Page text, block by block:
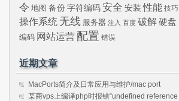
令 地图 备份 字符编码 安全 安装 性能 技巧
操作系统 无线 服务器 注入 百度 破解硬盘
编码 网站运营 配置 错误
近期文章
MacPorts简介及日常应用与维护/mac port
某商vps上编译php时报错“undefined reference